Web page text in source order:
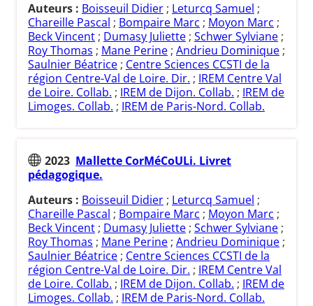
Auteurs : Boisseuil Didier ; Leturcq Samuel ;
Chareille Pascal ; Bompaire Marc ; Moyon Marc ;
Beck Vincent ; Dumasy Juliette ; Schwer Sylviane ;
Roy Thomas ; Mane Perine ; Andrieu Dominique ;
Saulnier Béatrice ; Centre Sciences CCSTI de la
région Centre-Val de Loire. Dir. ; IREM Centre Val
de Loire. Collab. ; IREM de Dijon. Collab. ; IREM de
Limoges. Collab. ; IREM de Paris-Nord. Collab.
2023 Mallette CorMéCoULi. Livret
pédagogique.
Auteurs : Boisseuil Didier ; Leturcq Samuel ;
Chareille Pascal ; Bompaire Marc ; Moyon Marc ;
Beck Vincent ; Dumasy Juliette ; Schwer Sylviane ;
Roy Thomas ; Mane Perine ; Andrieu Dominique ;
Saulnier Béatrice ; Centre Sciences CCSTI de la
région Centre-Val de Loire. Dir. ; IREM Centre Val
de Loire. Collab. ; IREM de Dijon. Collab. ; IREM de
Limoges. Collab. ; IREM de Paris-Nord. Collab.